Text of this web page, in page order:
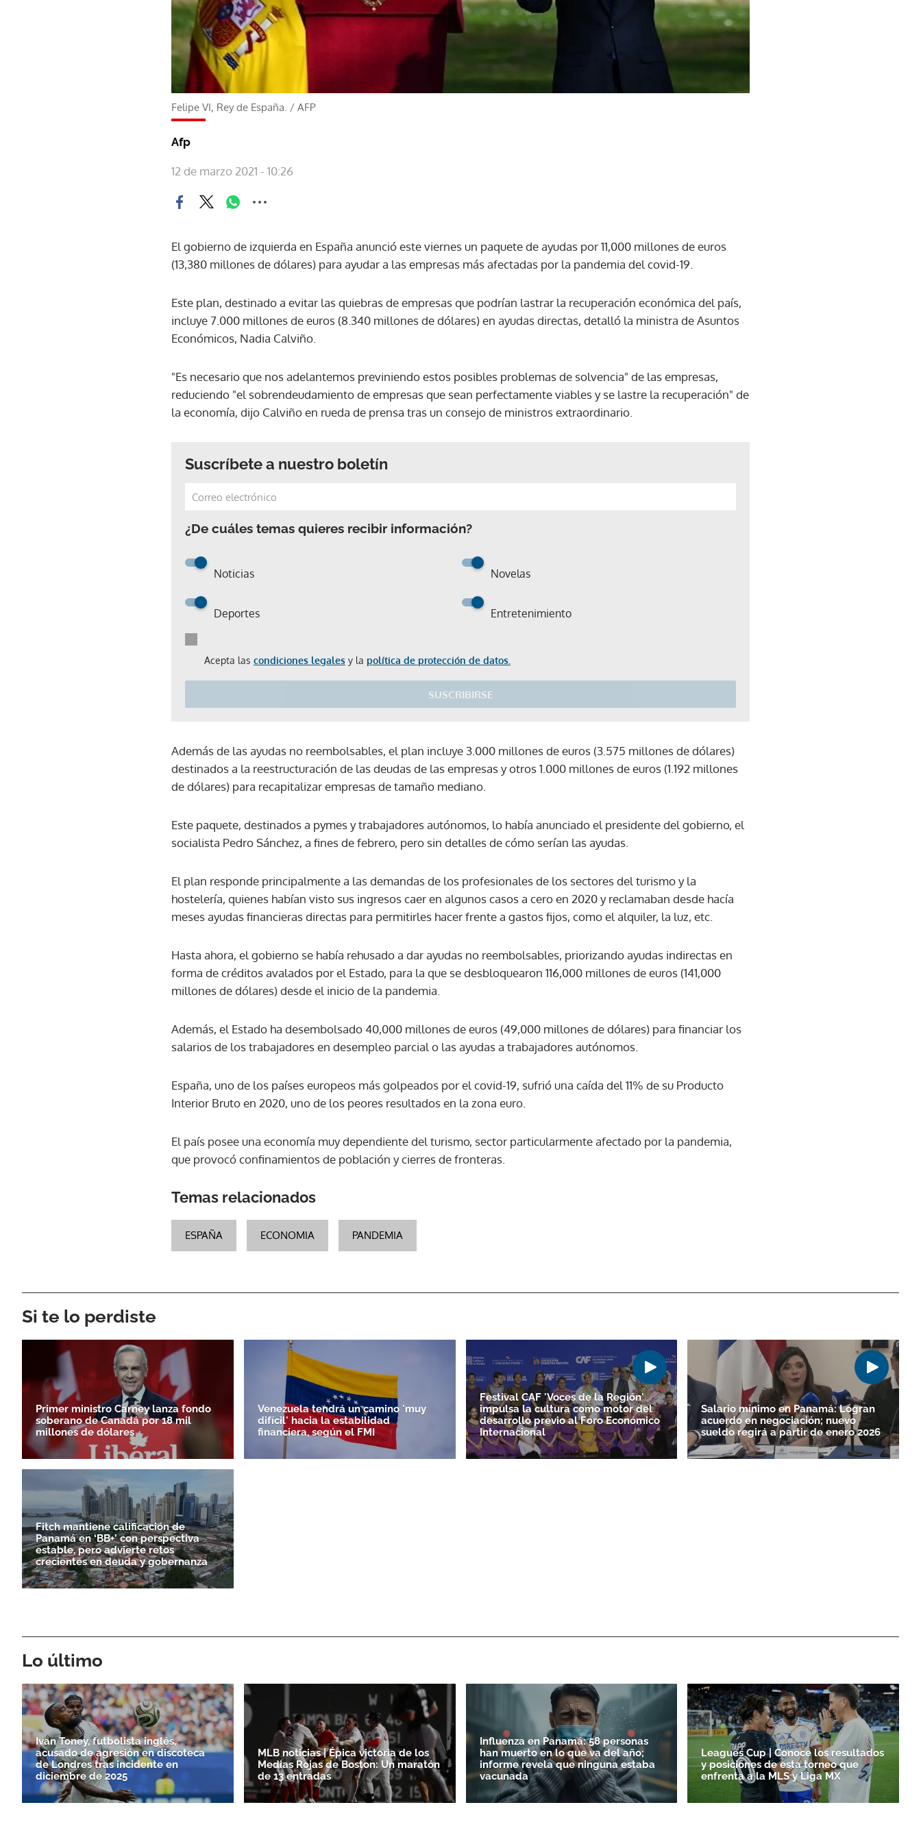
Felipe VI, Rey de España. / AFP
Afp
12 de marzo 2021 - 10:26
El gobierno de izquierda en España anunció este viernes un paquete de ayudas por 11,000 millones de euros
(13,380 millones de dólares) para ayudar a las empresas más afectadas por la pandemia del covid-19.
Este plan, destinado a evitar las quiebras de empresas que podrían lastrar la recuperación económica del país,
incluye 7.000 millones de euros (8.340 millones de dólares) en ayudas directas, detalló la ministra de Asuntos
Económicos, Nadia Calviño.
"Es necesario que nos adelantemos previniendo estos posibles problemas de solvencia" de las empresas,
reduciendo "el sobrendeudamiento de empresas que sean perfectamente viables y se lastre la recuperación" de
la economía, dijo Calviño en rueda de prensa tras un consejo de ministros extraordinario.
Suscríbete a nuestro boletín
¿De cuáles temas quieres recibir información?
Noticias Novelas
Deportes Entretenimiento
Acepta las condiciones legales y la política de protección de datos.
SUSCRIBIRSE
Gracias por suscribirte a nuestro boletín.
ACEPTAR
Además de las ayudas no reembolsables, el plan incluye 3.000 millones de euros (3.575 millones de dólares)
destinados a la reestructuración de las deudas de las empresas y otros 1.000 millones de euros (1.192 millones
de dólares) para recapitalizar empresas de tamaño mediano.
Este paquete, destinados a pymes y trabajadores autónomos, lo había anunciado el presidente del gobierno, el
socialista Pedro Sánchez, a fines de febrero, pero sin detalles de cómo serían las ayudas.
El plan responde principalmente a las demandas de los profesionales de los sectores del turismo y la
hostelería, quienes habían visto sus ingresos caer en algunos casos a cero en 2020 y reclamaban desde hacía
meses ayudas financieras directas para permitirles hacer frente a gastos fijos, como el alquiler, la luz, etc.
Hasta ahora, el gobierno se había rehusado a dar ayudas no reembolsables, priorizando ayudas indirectas en
forma de créditos avalados por el Estado, para la que se desbloquearon 116,000 millones de euros (141,000
millones de dólares) desde el inicio de la pandemia.
Además, el Estado ha desembolsado 40,000 millones de euros (49,000 millones de dólares) para financiar los
salarios de los trabajadores en desempleo parcial o las ayudas a trabajadores autónomos.
España, uno de los países europeos más golpeados por el covid-19, sufrió una caída del 11% de su Producto
Interior Bruto en 2020, uno de los peores resultados en la zona euro.
El país posee una economía muy dependiente del turismo, sector particularmente afectado por la pandemia,
que provocó confinamientos de población y cierres de fronteras.
Temas relacionados
ESPAÑA ECONOMIA PANDEMIA
Si te lo perdiste
Primer ministro Carney lanza fondo
soberano de Canadá por 18 mil
millones de dólares
Venezuela tendrá un camino 'muy
difícil' hacia la estabilidad
financiera, según el FMI
Festival CAF 'Voces de la Región'
impulsa la cultura como motor del
desarrollo previo al Foro Económico
Internacional
Salario mínimo en Panamá: Logran
acuerdo en negociación; nuevo
sueldo regirá a partir de enero 2026
Fitch mantiene calificación de
Panamá en ‘BB+’ con perspectiva
estable, pero advierte retos
crecientes en deuda y gobernanza
Lo último
Ivan Toney, futbolista inglés,
acusado de agresión en discoteca
de Londres tras incidente en
diciembre de 2025
MLB noticias | Épica victoria de los
Medias Rojas de Boston: Un maratón
de 13 entradas
Influenza en Panamá: 58 personas
han muerto en lo que va del año;
informe revela que ninguna estaba
vacunada
Leagues Cup | Conoce los resultados
y posiciones de esta torneo que
enfrenta a la MLS y Liga MX